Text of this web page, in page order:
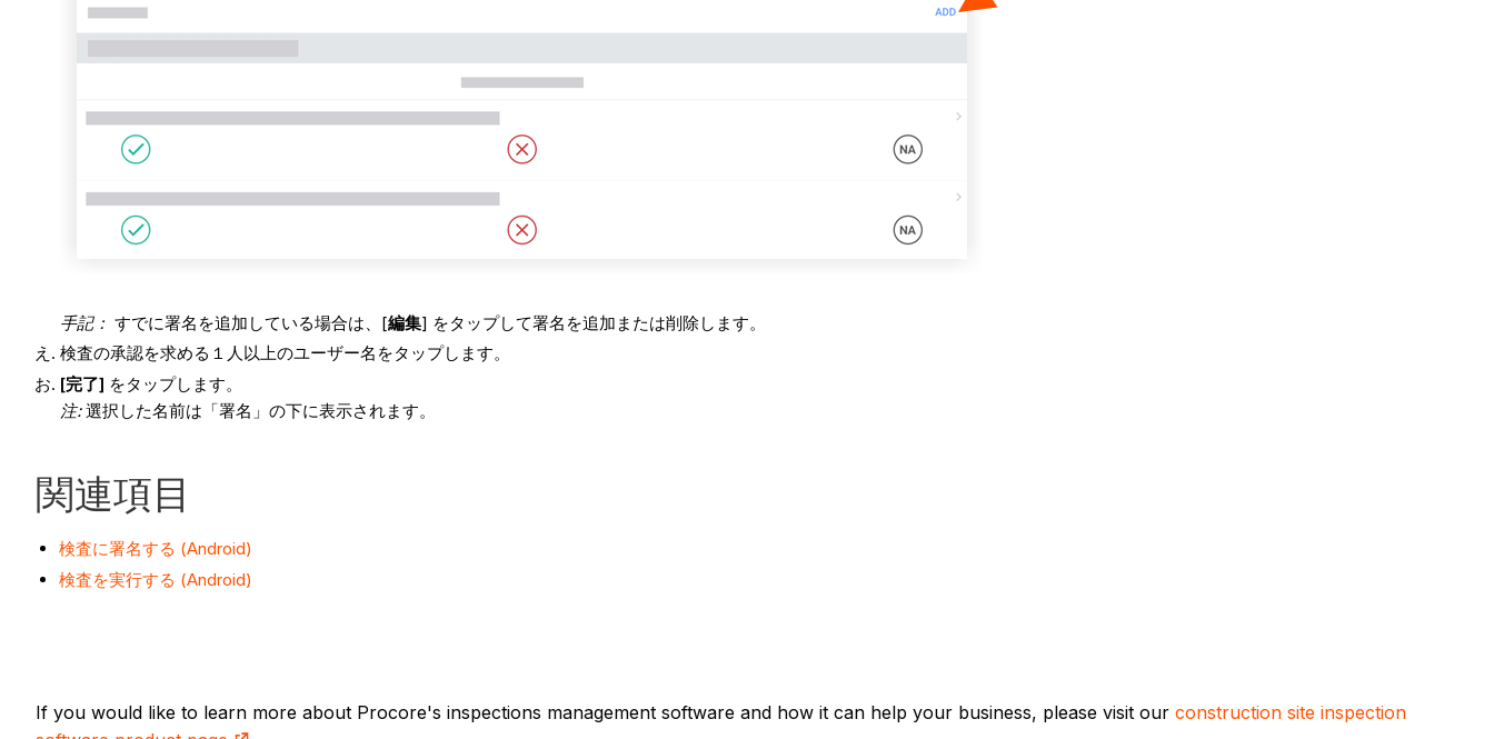
手記： すでに署名を追加している場合は、[編集] をタップして署名を追加または削除します。
検査の承認を求める１人以上のユーザー名をタップします。
[完了] をタップします。
注:選択した名前は「署名」の下に表示されます。
関連項目
検査に署名する (Android)
検査を実行する (Android)
If you would like to learn more about Procore's inspections management software and how it can help your business, please visit our construction site inspection